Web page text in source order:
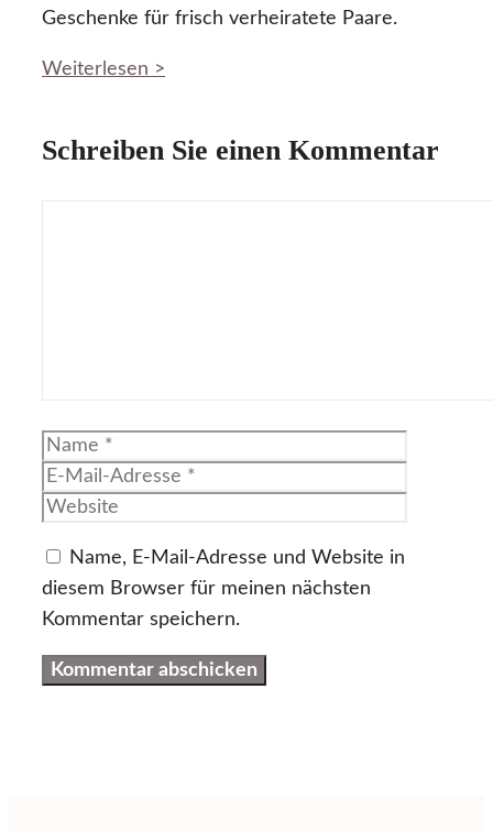
Geschenke für frisch verheiratete Paare.
Weiterlesen >
Schreiben Sie einen Kommentar
Name
Name, E-Mail-Adresse und Website in
diesem Browser für meinen nächsten
Kommentar speichern.